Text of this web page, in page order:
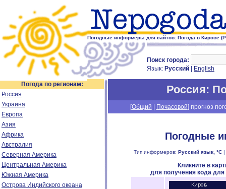
Погодные информеры для сайтов: Погода в Кирове
Поиск города:
Язык: Русский English
Погода по регионам:
Россия
Украина
Европа
Азия
Африка
Австралия
Северная Америка
Центральная Америка
Южная Америка
Острова Индийского океана
Россия:
[Общий Почасовой] прогноз
Погодные
Тип информеров: Русский язык, °C|
Кликните в
для получения кода